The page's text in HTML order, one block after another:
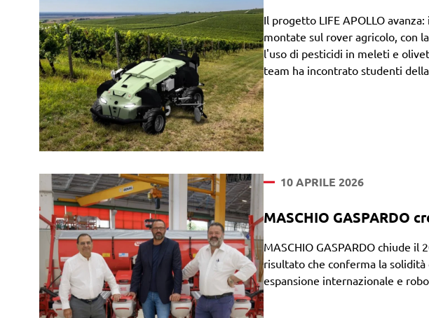
Il progetto LIFE APOLLO
montate sul rover agricolo, con
l'uso di pesticidi in meleti e
team ha incontrato studenti
10 APRILE 2026
MASCHIO GASPARDO
MASCHIO GASPARDO chiude
risultato che conferma la
espansione internazionale e